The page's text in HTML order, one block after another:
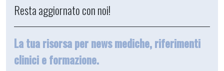
Resta aggiornato con noi!
La tua risorsa per news mediche, riferimenti
clinici e formazione.